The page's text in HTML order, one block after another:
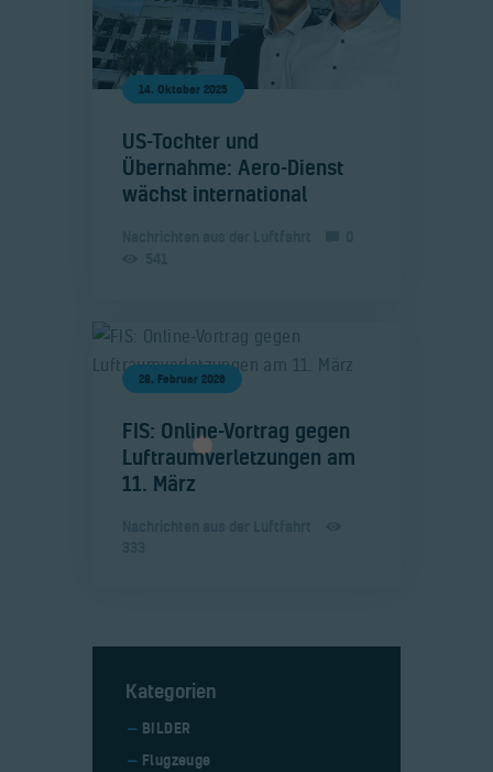
14. Oktober 2025
​US-Tochter und
Übernahme: Aero-Dienst
wächst international
28. Februar 2026
​FIS: Online-Vortrag gegen
Luftraumverletzungen am
11. März
Kategorien
BILDER
Flugzeuge